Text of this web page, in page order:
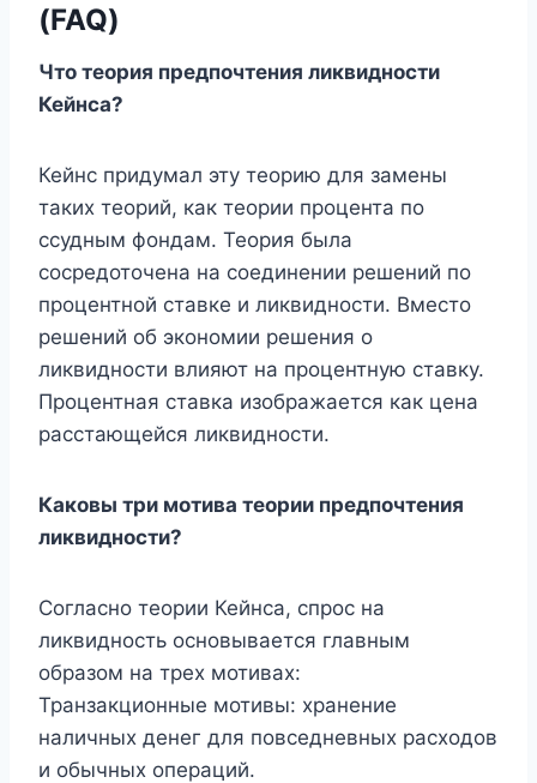
(FAQ)
Что теория предпочтения ликвидности
Кейнса?
Кейнс придумал эту теорию для замены
таких теорий, как теории процента по
ссудным фондам. Теория была
сосредоточена на соединении решений по
процентной ставке и ликвидности. Вместо
решений об экономии решения о
ликвидности влияют на процентную ставку.
Процентная ставка изображается как цена
расстающейся ликвидности.
Каковы три мотива теории предпочтения
ликвидности?
Согласно теории Кейнса, спрос на
ликвидность основывается главным
образом на трех мотивах:
Транзакционные мотивы: хранение
наличных денег для повседневных расходов
и обычных операций.